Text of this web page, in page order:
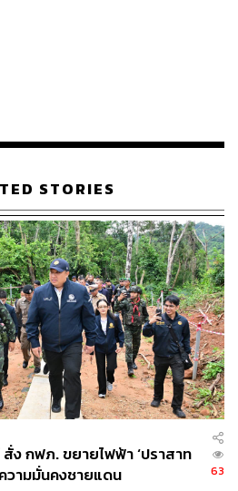
งพื้นที่ตรวจสอบความปลอดภัยขั้น
และได้รับการรับรองความ
จะเริ่มเปิดการเดินรถเที่ยวแรกใน
า 05.00 น. ประกอบด้วย:
งถิ่นที่ 431 (ชุมทางแก่งคอย –
รรมดาที่ 234 (สุรินทร์ – กรุงเทพ/
STORIES
ง กฟภ. ขยายไฟฟ้า ‘ปราสาท
วามมั่นคงชายแดน
63